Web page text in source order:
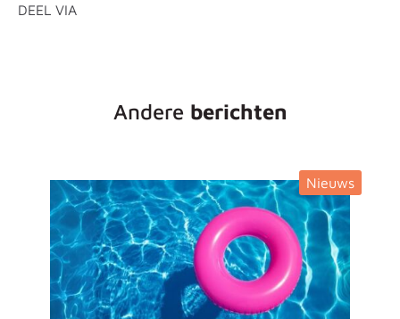
DEEL VIA
Andere berichten
Nieuws